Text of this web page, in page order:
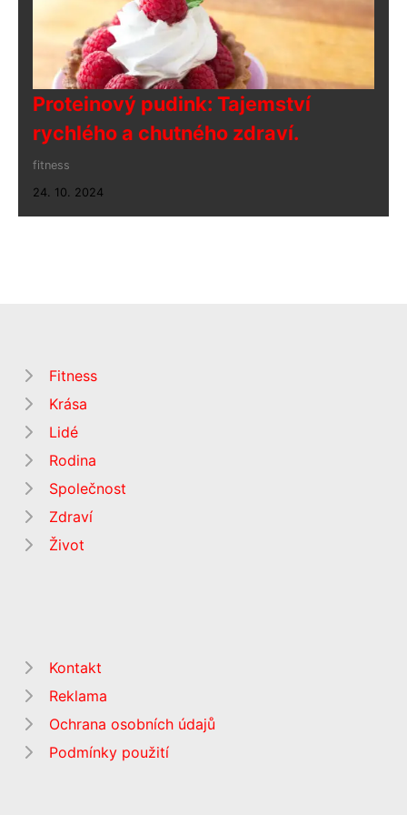
Proteinový pudink: Tajemství
rychlého a chutného zdraví.
fitness
24. 10. 2024
Fitness
Krása
Lidé
Rodina
Společnost
Zdraví
Život
Kontakt
Reklama
Ochrana osobních údajů
Podmínky použití